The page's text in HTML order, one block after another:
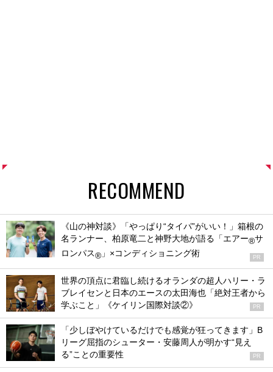
RECOMMEND
《山の神対談》「やっぱり“タイパ”がいい！」箱根の
名ランナー、柏原竜二と神野大地が語る「エアー®サ
ロンパス® 」×コンディショニング術 PR
世界の頂点に君臨し続けるオランダの超人ハリー・ラ
ブレイセンと日本のエースの太田海也「絶対王者から
学ぶこと」《ケイリン国際対談②》
PR
「少しぼやけているだけでも感覚が狂ってきます」B
リーグ屈指のシューター・安藤周人が明かす“見え
る”ことの重要性
PR